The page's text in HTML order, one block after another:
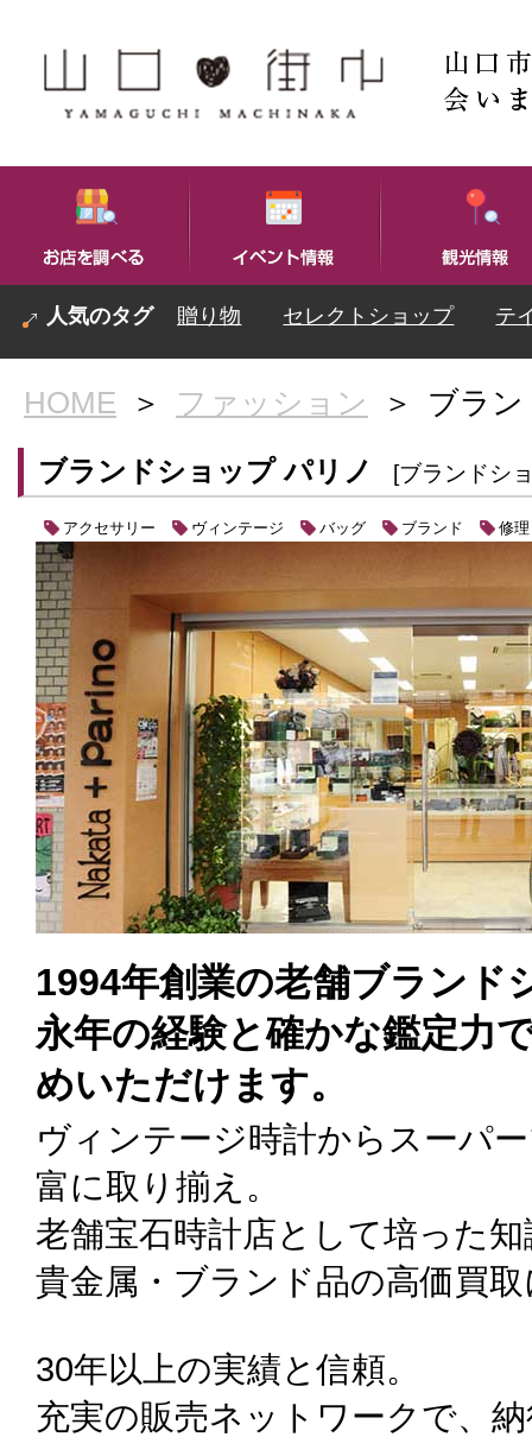
贈り物 セレクトショップ テ
HOME ＞ ファッション ＞ ブラ
ブランドショップ パリノ [ブランドシ
アクセサリー ヴィンテージ バッグ ブランド 修理
1994年創業の老舗ブランド
永年の経験と確かな鑑定力
めいただけます。
ヴィンテージ時計からスーパ
富に取り揃え。
老舗宝石時計店として培った
貴金属・ブランド品の高価買
30年以上の実績と信頼。
充実の販売ネットワークで、